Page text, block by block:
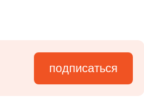
подписаться